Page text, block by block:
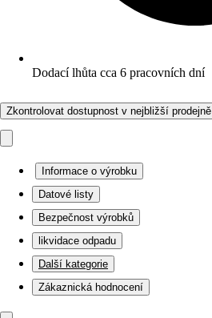
Dodací lhůta cca 6 pracovních dní
Zkontrolovat dostupnost v nejbližší prodejně
Informace o výrobku
Datové listy
Bezpečnost výrobků
likvidace odpadu
Další kategorie
Zákaznická hodnocení